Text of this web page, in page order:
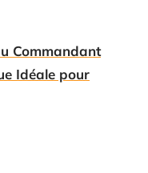
Commandant
Idéale pour